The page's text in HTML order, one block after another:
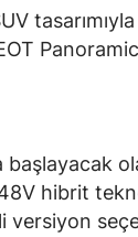
başlayacak
hibrit
versiyon